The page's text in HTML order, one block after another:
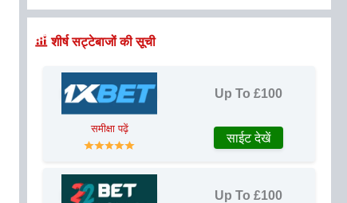
शीर्ष सट्टेबाजों की सूची
Up To £100
समीक्षा पढ़ें
साईट देखें
Up To £100